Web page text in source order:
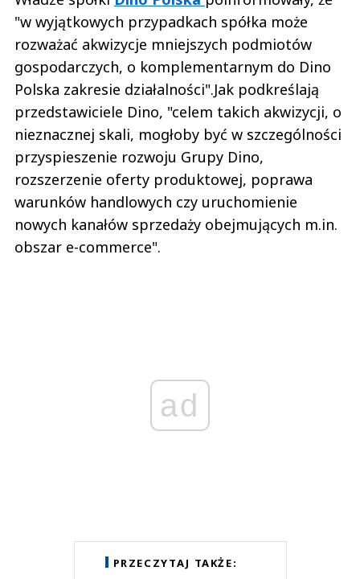
"w wyjątkowych przypadkach spółka może
rozważać akwizycje mniejszych podmiotów
gospodarczych, o komplementarnym do Dino
Polska zakresie działalności".Jak podkreślają
przedstawiciele Dino, "celem takich akwizycji, o
nieznacznej skali, mogłoby być w szczególności
przyspieszenie rozwoju Grupy Dino,
rozszerzenie oferty produktowej, poprawa
warunków handlowych czy uruchomienie
nowych kanałów sprzedaży obejmujących m.in.
obszar e-commerce".
ad
PRZECZYTAJ TAKŻE: